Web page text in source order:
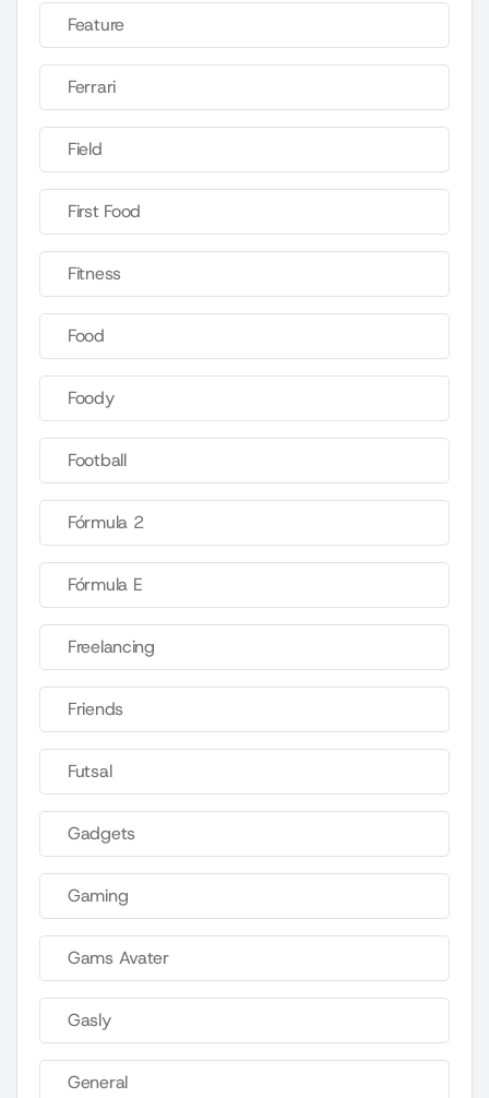
Feature
Ferrari
Field
First Food
Fitness
Food
Foody
Football
Fórmula 2
Fórmula E
Freelancing
Friends
Futsal
Gadgets
Gaming
Gams Avater
Gasly
General